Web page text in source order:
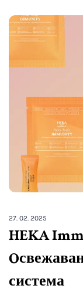
27. 02. 2025
HEKA
система